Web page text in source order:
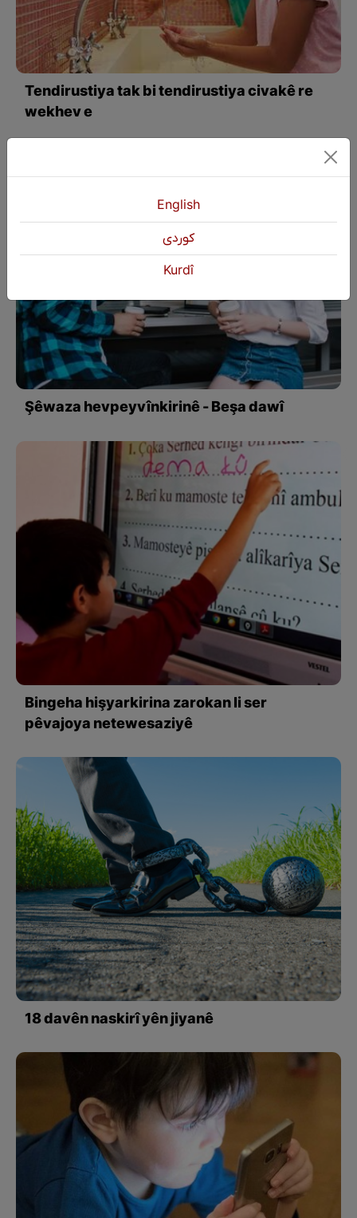
Tendirustiya tak bi tendirustiya civakê re
wekhev e
Şêwaza hevpeyvînkirinê - Beşa dawî
Bingeha hişyarkirina zarokan li ser
pêvajoya netewesaziyê
18 davên naskirî yên jiyanê
English
كوردی
Kurdî